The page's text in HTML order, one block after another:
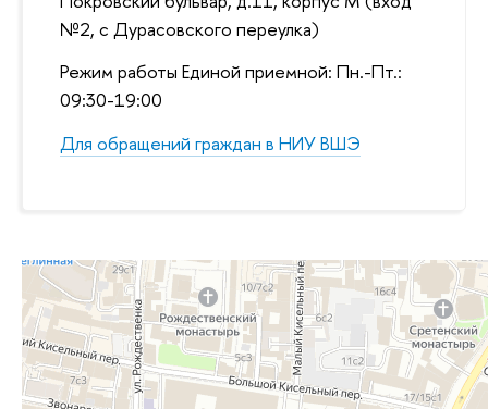
№2, с Дурасовского переулка)
Режим работы Единой приемной: Пн.-Пт.:
09:30-19:00
Для обращений граждан в НИУ ВШЭ